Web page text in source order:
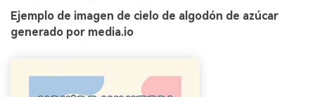
Ejemplo de imagen de cielo de algodón de azúcar
generado por media.io